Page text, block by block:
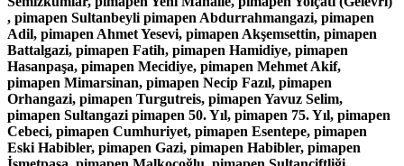
, pimapen Sultanbeyli pimapen Abdurrahmangazi, pimapen
Adil, pimapen Ahmet Yesevi, pimapen Akşemsettin, pimapen
Battalgazi, pimapen Fatih, pimapen Hamidiye, pimapen
Hasanpaşa, pimapen Mecidiye, pimapen Mehmet Akif,
pimapen Mimarsinan, pimapen Necip Fazıl, pimapen
Orhangazi, pimapen Turgutreis, pimapen Yavuz Selim,
pimapen Sultangazi pimapen 50. Yıl, pimapen 75. Yıl, pimapen
Cebeci, pimapen Cumhuriyet, pimapen Esentepe, pimapen
Eski Habibler, pimapen Gazi, pimapen Habibler, pimapen